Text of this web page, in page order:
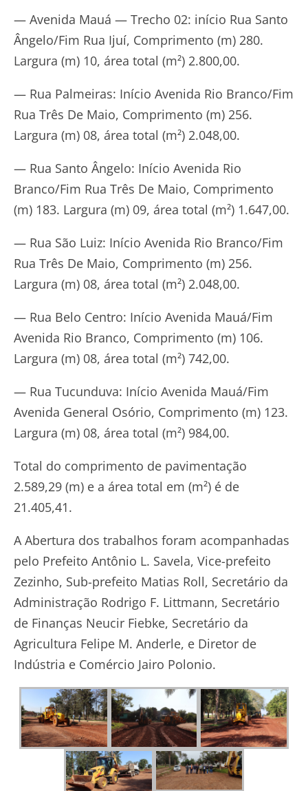
— Avenida Mauá — Trecho 02: início Rua Santo
Ângelo/Fim Rua Ijuí, Comprimento (m) 280.
Largura (m) 10, área total (m²) 2.800,00.
— Rua Palmeiras: Início Avenida Rio Branco/Fim
Rua Três De Maio, Comprimento (m) 256.
Largura (m) 08, área total (m²) 2.048,00.
— Rua Santo Ângelo: Início Avenida Rio
Branco/Fim Rua Três De Maio, Comprimento
(m) 183. Largura (m) 09, área total (m²) 1.647,00.
— Rua São Luiz: Início Avenida Rio Branco/Fim
Rua Três De Maio, Comprimento (m) 256.
Largura (m) 08, área total (m²) 2.048,00.
— Rua Belo Centro: Início Avenida Mauá/Fim
Avenida Rio Branco, Comprimento (m) 106.
Largura (m) 08, área total (m²) 742,00.
— Rua Tucunduva: Início Avenida Mauá/Fim
Avenida General Osório, Comprimento (m) 123.
Largura (m) 08, área total (m²) 984,00.
Total do comprimento de pavimentação
2.589,29 (m) e a área total em (m²) é de
21.405,41.
A Abertura dos trabalhos foram acompanhadas
pelo Prefeito Antônio L. Savela, Vice-prefeito
Zezinho, Sub-prefeito Matias Roll, Secretário da
Administração Rodrigo F. Littmann, Secretário
de Finanças Neucir Fiebke, Secretário da
Agricultura Felipe M. Anderle, e Diretor de
Indústria e Comércio Jairo Polonio.